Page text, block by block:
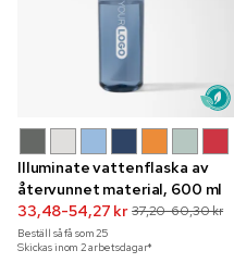
Illuminate vattenflaska av
återvunnet material, 600 ml
33,48-54,27 kr 37,20-60,30 kr
Beställ så få som25
Skickas inom 2 arbetsdagar*